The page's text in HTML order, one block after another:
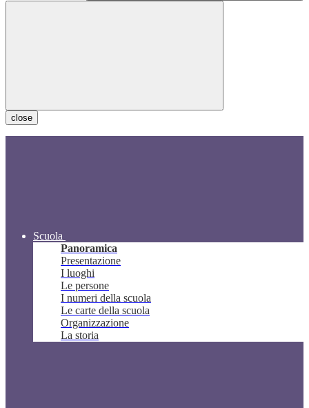
close
Scuola
Panoramica
Presentazione
I luoghi
Le persone
I numeri della scuola
Le carte della scuola
Organizzazione
La storia